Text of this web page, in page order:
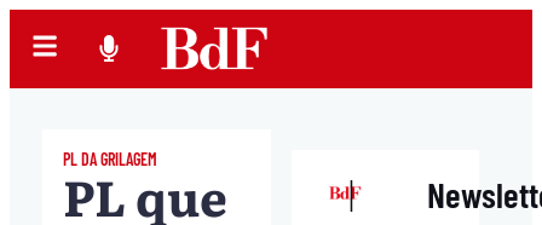
PL DA GRILAGEM
PL que |